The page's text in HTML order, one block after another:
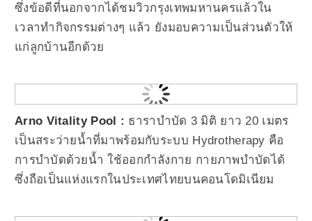
ซึ่งข้อดีที่นอกจากได้ชมวิวกรุงเทพมหานครแล้วใน
เวลาทำกิจกรรมต่างๆ แล้ว ยังมอบความเป็นส่วนตัวให้
แก่ลูกบ้านอีกด้วย
Arno Vitality Pool : ธาราบำบัด 3 มิติ ยาว 20 เมตร
เป็นสระว่ายน้ำที่มาพร้อมกับระบบ Hydrotherapy คือ
การบำบัดด้วยน้ำ ใช้ออกกำลังกาย กายภาพบำบัดได้
ซึ่งถือเป็นแห่งแรกในประเทศไทยบนคอนโดมิเนียม